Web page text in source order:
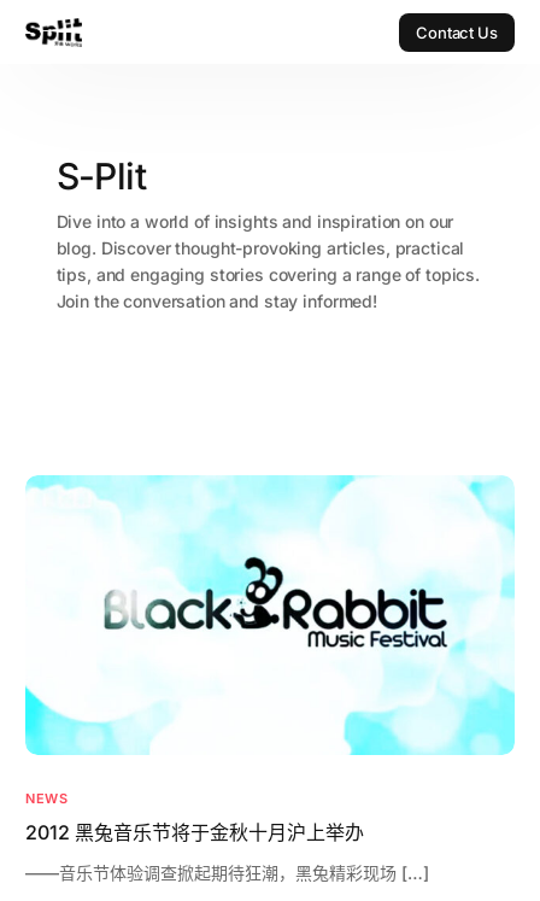
Contact Us
S-Plit
Dive into a world of insights and inspiration on our
blog. Discover thought-provoking articles, practical
tips, and engaging stories covering a range of topics.
Join the conversation and stay informed!
NEWS
2012 黑兔音乐节将于金秋十月沪上举办
——音乐节体验调查掀起期待狂潮，黑兔精彩现场 […]